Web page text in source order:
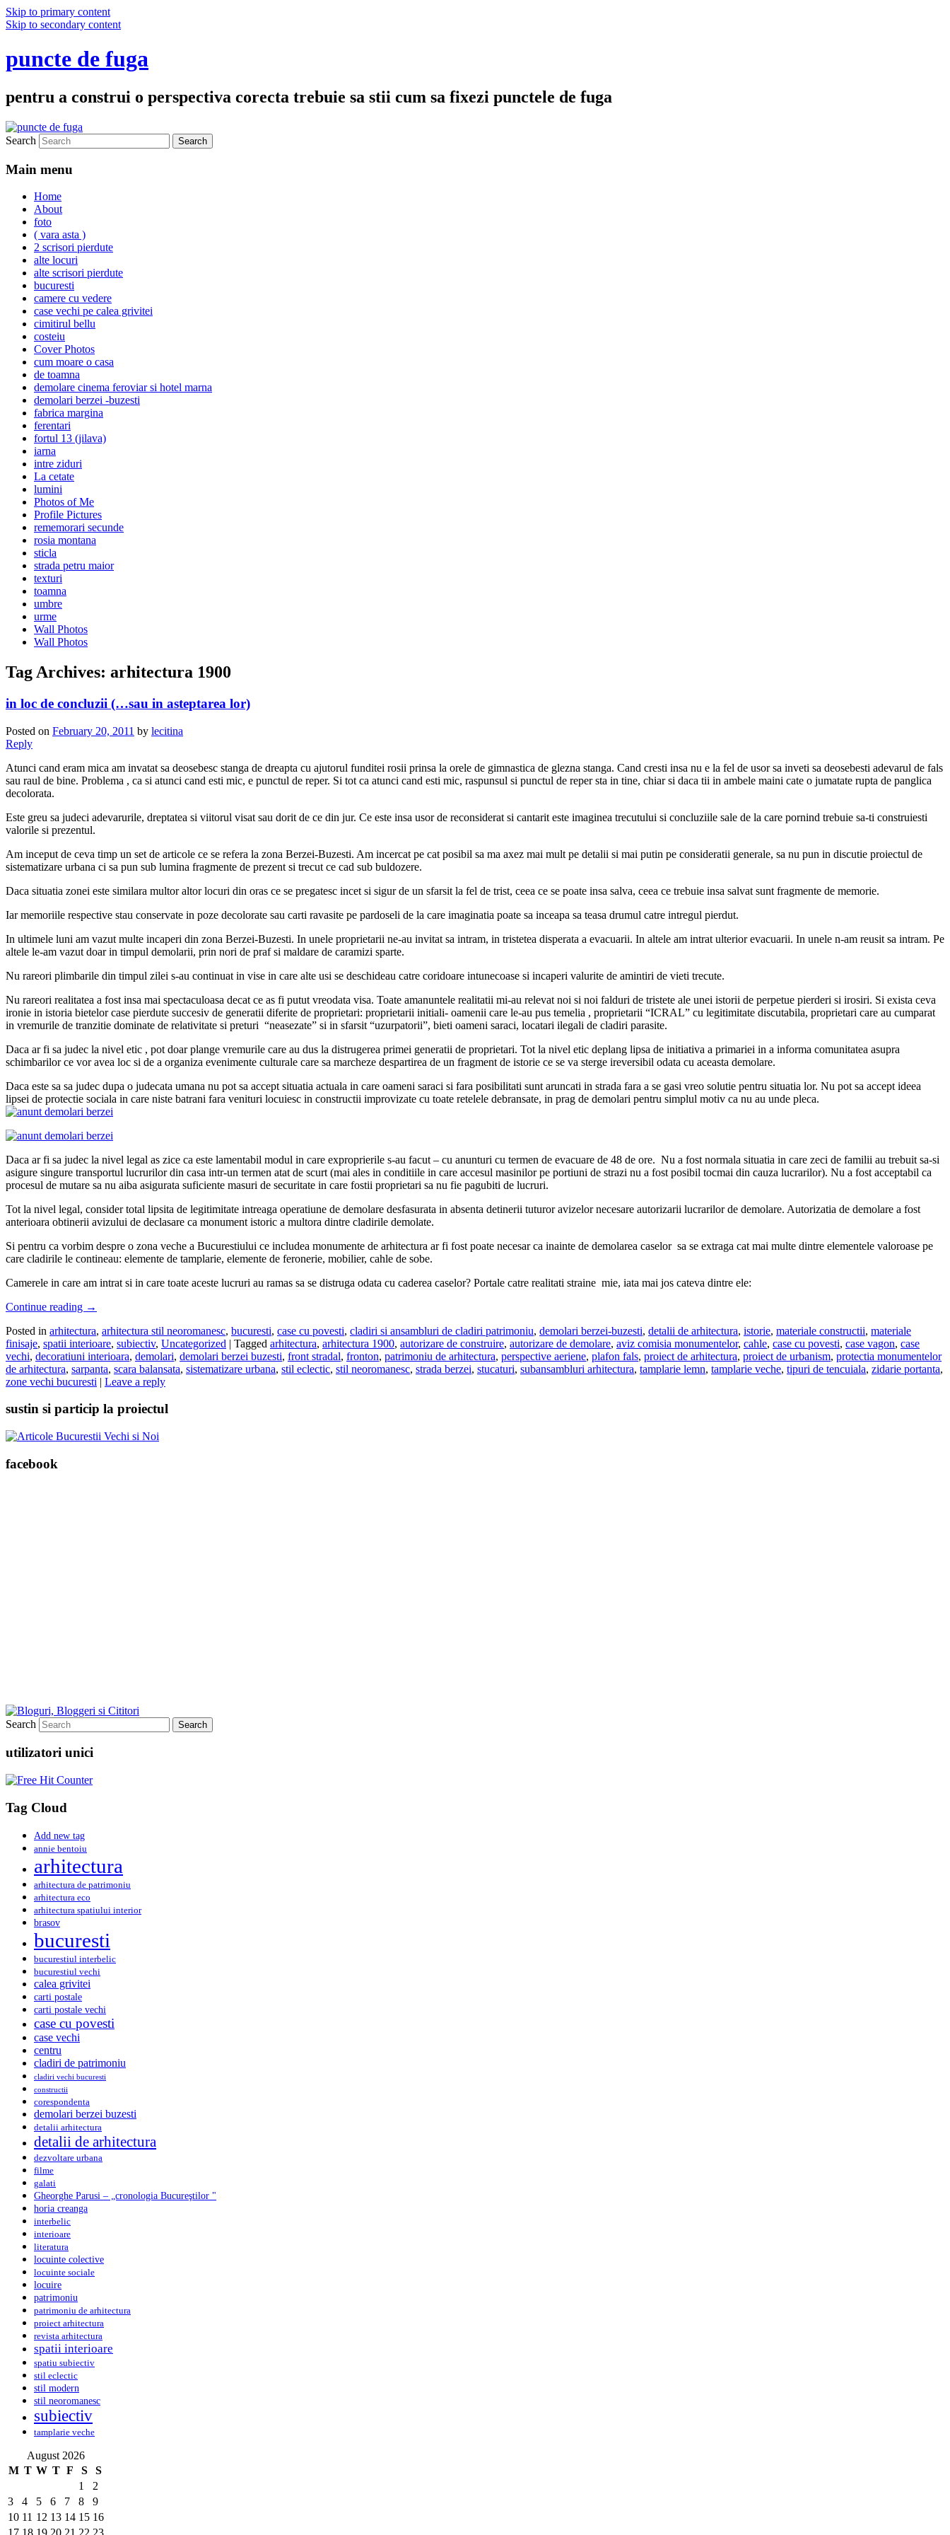
Skip to primary content
Skip to secondary content
puncte de fuga
pentru a construi o perspectiva corecta trebuie sa stii cum sa fixezi punctele de fuga
Search
Main menu
Home
About
foto
( vara asta )
2 scrisori pierdute
alte locuri
alte scrisori pierdute
bucuresti
camere cu vedere
case vechi pe calea grivitei
cimitirul bellu
costeiu
Cover Photos
cum moare o casa
de toamna
demolare cinema feroviar si hotel marna
demolari berzei -buzesti
fabrica margina
ferentari
fortul 13 (jilava)
iarna
intre ziduri
La cetate
lumini
Photos of Me
Profile Pictures
rememorari secunde
rosia montana
sticla
strada petru maior
texturi
toamna
umbre
urme
Wall Photos
Wall Photos
Tag Archives: arhitectura 1900
in loc de concluzii (…sau in asteptarea lor)
Posted on February 20, 2011 by lecitina
Reply
Atunci cand eram mica am invatat sa deosebesc stanga de dreapta cu ajutorul funditei rosii prinsa la orele de gimnastica de glezna stanga. Cand cresti insa nu e la fel de usor sa inveti sa deosebesti adevarul de fals
sau raul de bine. Problema , ca si atunci cand esti mic, e punctul de reper. Si tot ca atunci cand esti mic, raspunsul si punctul de reper sta in tine, chiar si daca tii in ambele maini cate o jumatate rupta de panglica
decolorata.
Este greu sa judeci adevarurile, dreptatea si viitorul visat sau dorit de ce din jur. Ce este insa usor de reconsiderat si cantarit este imaginea trecutului si concluziile sale de la care pornind trebuie sa-ti construiesti
valorile si prezentul.
Am inceput de ceva timp un set de articole ce se refera la zona Berzei-Buzesti. Am incercat pe cat posibil sa ma axez mai mult pe detalii si mai putin pe consideratii generale, sa nu pun in discutie proiectul de
sistematizare urbana ci sa pun sub lumina fragmente de prezent si trecut ce cad sub buldozere.
Daca situatia zonei este similara multor altor locuri din oras ce se pregatesc incet si sigur de un sfarsit la fel de trist, ceea ce se poate insa salva, ceea ce trebuie insa salvat sunt fragmente de memorie.
Iar memoriile respective stau conservate in poze decolorate sau carti ravasite pe pardoseli de la care imaginatia poate sa inceapa sa teasa drumul catre intregul pierdut.
In ultimele luni am vazut multe incaperi din zona Berzei-Buzesti. In unele proprietarii ne-au invitat sa intram, in tristetea disperata a evacuarii. In altele am intrat ulterior evacuarii. In unele n-am reusit sa intram. Pe
altele le-am vazut doar in timpul demolarii, prin nori de praf si maldare de caramizi sparte.
Nu rareori plimbarile din timpul zilei s-au continuat in vise in care alte usi se deschideau catre coridoare intunecoase si incaperi valurite de amintiri de vieti trecute.
Nu rareori realitatea a fost insa mai spectaculoasa decat ce as fi putut vreodata visa. Toate amanuntele realitatii mi-au relevat noi si noi falduri de tristete ale unei istorii de perpetue pierderi si irosiri. Si exista ceva
ironie in istoria bietelor case pierdute succesiv de generatii diferite de proprietari: proprietarii initiali- oamenii care le-au pus temelia , proprietarii “ICRAL” cu legitimitate discutabila, proprietari care au cumparat
in vremurile de tranzitie dominate de relativitate si preturi “neasezate” si in sfarsit “uzurpatorii”, bieti oameni saraci, locatari ilegali de cladiri parasite.
Daca ar fi sa judec la nivel etic , pot doar plange vremurile care au dus la distrugerea primei generatii de proprietari. Tot la nivel etic deplang lipsa de initiativa a primariei in a informa comunitatea asupra
schimbarilor ce vor avea loc si de a organiza evenimente culturale care sa marcheze despartirea de un fragment de istorie ce se va sterge ireversibil odata cu aceasta demolare.
Daca este sa sa judec dupa o judecata umana nu pot sa accept situatia actuala in care oameni saraci si fara posibilitati sunt aruncati in strada fara a se gasi vreo solutie pentru situatia lor. Nu pot sa accept ideea
lipsei de protectie sociala in care niste batrani fara venituri locuiesc in constructii improvizate cu toate retelele debransate, in prag de demolari pentru simplul motiv ca nu au unde pleca.
Daca ar fi sa judec la nivel legal as zice ca este lamentabil modul in care exproprierile s-au facut – cu anunturi cu termen de evacuare de 48 de ore. Nu a fost normala situatia in care zeci de familii au trebuit sa-si
asigure singure transportul lucrurilor din casa intr-un termen atat de scurt (mai ales in conditiile in care accesul masinilor pe portiuni de strazi nu a fost posibil tocmai din cauza lucrarilor). Nu a fost acceptabil ca
procesul de mutare sa nu aiba asigurata suficiente masuri de securitate in care fostii proprietari sa nu fie pagubiti de lucruri.
Tot la nivel legal, consider total lipsita de legitimitate intreaga operatiune de demolare desfasurata in absenta detinerii tuturor avizelor necesare autorizarii lucrarilor de demolare. Autorizatia de demolare a fost
anterioara obtinerii avizului de declasare ca monument istoric a multora dintre cladirile demolate.
Si pentru ca vorbim despre o zona veche a Bucurestiului ce includea monumente de arhitectura ar fi fost poate necesar ca inainte de demolarea caselor sa se extraga cat mai multe dintre elementele valoroase pe
care cladirile le contineau: elemente de tamplarie, elemente de feronerie, mobilier, cahle de sobe.
Camerele in care am intrat si in care toate aceste lucruri au ramas sa se distruga odata cu caderea caselor? Portale catre realitati straine mie, iata mai jos cateva dintre ele:
Continue reading →
Posted in arhitectura, arhitectura stil neoromanesc, bucuresti, case cu povesti, cladiri si ansambluri de cladiri patrimoniu, demolari berzei-buzesti, detalii de arhitectura, istorie, materiale constructii, materiale
finisaje, spatii interioare, subiectiv, Uncategorized | Tagged arhitectura, arhitectura 1900, autorizare de construire, autorizare de demolare, aviz comisia monumentelor, cahle, case cu povesti, case vagon, case
vechi, decoratiuni interioara, demolari, demolari berzei buzesti, front stradal, fronton, patrimoniu de arhitectura, perspective aeriene, plafon fals, proiect de arhitectura, proiect de urbanism, protectia monumentelor
de arhitectura, sarpanta, scara balansata, sistematizare urbana, stil eclectic, stil neoromanesc, strada berzei, stucaturi, subansambluri arhitectura, tamplarie lemn, tamplarie veche, tipuri de tencuiala, zidarie portanta,
zone vechi bucuresti | Leave a reply
sustin si particip la proiectul
facebook
Search
utilizatori unici
Tag Cloud
Add new tag
annie bentoiu
arhitectura
arhitectura de patrimoniu
arhitectura eco
arhitectura spatiului interior
brasov
bucuresti
bucurestiul interbelic
bucurestiul vechi
calea grivitei
carti postale
carti postale vechi
case cu povesti
case vechi
centru
cladiri de patrimoniu
cladiri vechi bucuresti
constructii
corespondenta
demolari berzei buzesti
detalii arhitectura
detalii de arhitectura
dezvoltare urbana
filme
galati
Gheorghe Parusi – „cronologia Bucureştilor "
horia creanga
interbelic
interioare
literatura
locuinte colective
locuinte sociale
locuire
patrimoniu
patrimoniu de arhitectura
proiect arhitectura
revista arhitectura
spatii interioare
spatiu subiectiv
stil eclectic
stil modern
stil neoromanesc
subiectiv
tamplarie veche
August 2026
M T W T F S
S
1
2
3
4 5 6 7 8
9
10 11 12 13 14 15 16
17 18 19 20 21 22 23